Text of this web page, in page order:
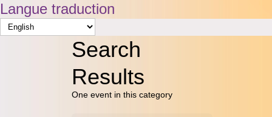
Langue traduction
Search
Results
One event in this category